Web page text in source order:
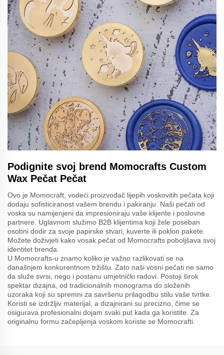
Podignite svoj brend Momocrafts Custom
Wax Pečat Pečat
Ovo je Momocraft, vodeći proizvođač lijepih voskovitih pečata koji
dodaju sofisticiranost vašem brendu i pakiranju. Naši pečati od
voska su namijenjeni da impresioniraju vaše klijente i poslovne
partnere. Uglavnom služimo B2B klijentima koji žele poseban
osobni dodir za svoje papirske stvari, kuverte ili poklon pakete.
Možete doživjeti kako vosak pečat od Momocrafts poboljšava svoj
identitet brenda.
U Momocrafts-u znamo koliko je važno razlikovati se na
današnjem konkurentnom tržištu. Zato naši vosni pečati ne samo
da služe svrsi, nego i postanu umjetnički radovi. Postoji širok
spektar dizajna, od tradicionalnih monograma do složenih
uzoraka koji su spremni za savršenu prilagodbu stilu vaše tvrtke.
Koristi se izdržljiv materijal, a dizajnirani su precizno, čime se
osigurava profesionalni dojam svaki put kada ga koristite. Za
originalnu formu začepljenja voskom koriste se Momocrafti.